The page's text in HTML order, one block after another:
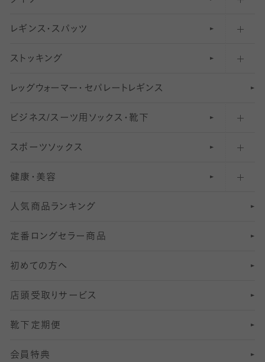
柄ソックス・靴下
スニーカー（くるぶし）用ソックス
アンクル・ショートソックス（くるぶし上）
クルーソックス（ふくらはぎ下）
ハイソックス
オーバーニー・ニーハイソックス
フットカバー・カバーソックス（浅め）
30デニール以下のタイツ（薄手タイツ）
31〜40デニールタイツ
41〜60デニールタイツ
61〜80デニールタイツ
81 〜110デニールタイツ
111〜210デニールタイツ
211デニールタイツ以上（防寒・厚手タイツ）
レギンス・スパッツ
柄レギンス
無地レギンス
レギンスパンツ（レギパン）
マタニティレギンス
5 分丈
6 分丈レギンス
7 分丈 レギンス
8分丈 レギンス
10分丈 レギンス
12分丈レギンス
13分丈レギンス
ストッキング
伝線しにくいストッキング
ショートストッキング
結婚式用ストッキング
美脚ストッキング
オールスルーストッキング
レッ グ ウォー マー ・ セパレー ト レ ギンス
ビジネス/スーツ用 ソックス・靴下
匠シリーズ
フレッシャーズ向けソックス・靴下
冠婚葬祭向けソックス・靴下
スーツカジュアルソックス・靴下
ロングホーズ
スポーツソックス
ランニングソックス・靴下
ゴルフソックス・靴下
サッカー・フットサル用ソックス
ヨガソックス・靴下
スポーツ用レッグウォーマー
SSサイズ（21～23cm）
Sサイズ（22～25cm）
健康・美容
インナーソックス
加圧・着圧ソックス
冷えとり靴下
着圧・加圧タイツ
むくみ対策
足の疲れ対策
人気商品ランキング
定番ロングセラー商品
初めての方へ
店頭受取りサービス
靴下定期便
会員特典